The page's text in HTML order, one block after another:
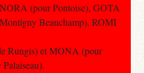
(pour Pontoise), GOTA
Beauchamp), ROMI
Rungis) et MONA (pour
Palaiseau).